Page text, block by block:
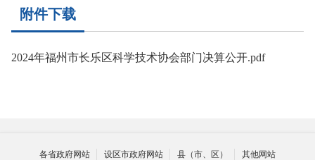
附件下载
2024年福州市长乐区科学技术协会部门决算公开.pdf
各省政府网站 设区市政府网站 县（市、区） 其他网站